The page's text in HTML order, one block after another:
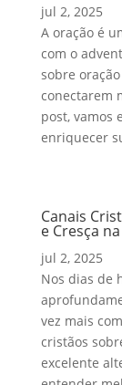
jul 2, 2025
A oração é
com o
sobre
conectarem
post, vamos
enriquecer
Canais
e Cresça
jul 2, 2025
Nos dias de
vez mais
cristãos
excelente